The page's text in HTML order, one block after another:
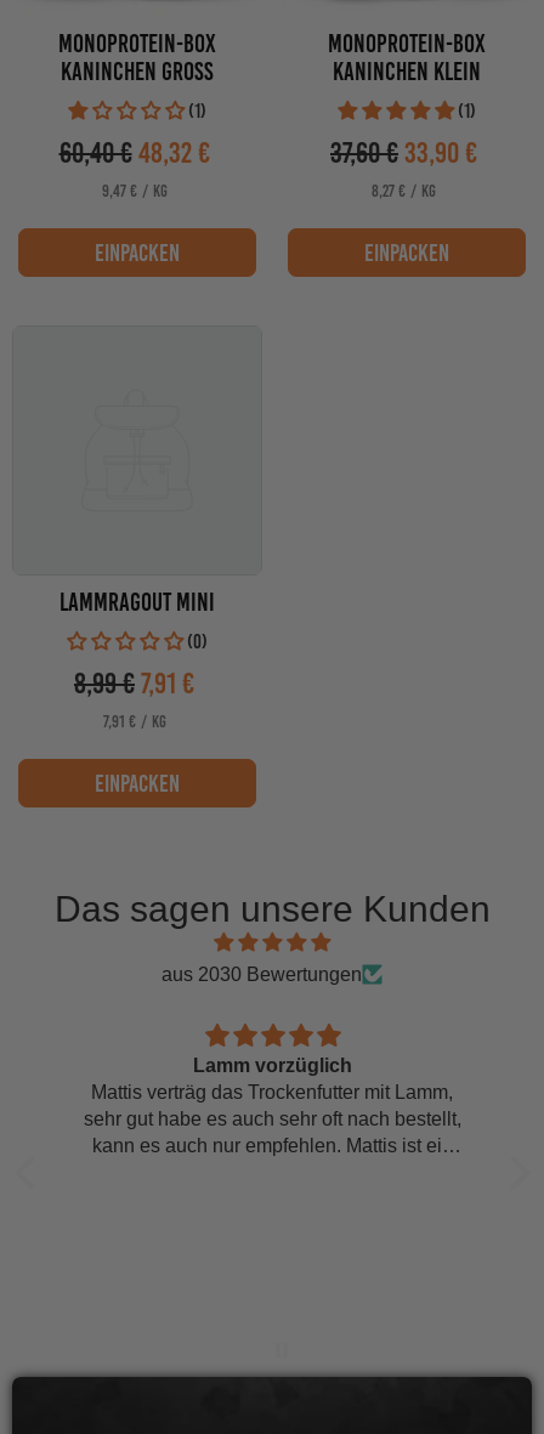
MONOPROTEIN-BOX
KANINCHEN GROSS
(1)
Verkaufspreis
60,40 €48,32 €
STÜCKPREIS
9,47 € / PRO
KG
einpacken
MONOPROTEIN-BOX
KANINCHEN KLEIN
(1)
Verkaufspreis
37,60 €33,90 €
STÜCKPREIS
8,27 € / PRO
KG
einpacken
Lammragout Mini
(0)
Verkaufspreis
8,99 €7,91 €
STÜCKPREIS
7,91 € / PRO
KG
einpacken
Das sagen unsere Kunden
aus 2030 Bewertungen
Lamm vorzüglich
Mattis verträg das Trockenfutter mit Lamm,
sehr gut habe es auch sehr oft nach bestellt,
kann es auch nur empfehlen. Mattis ist ein